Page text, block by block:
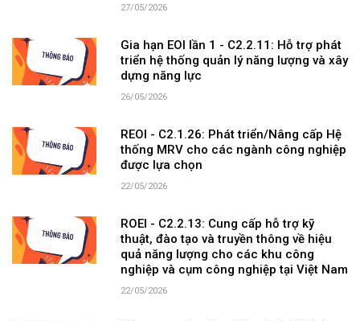
27/05/2026
Gia hạn EOI lần 1 - C2.2.11: Hỗ trợ phát
triển hệ thống quản lý năng lượng và xây
dựng năng lực
26/05/2026
REOI - C2.1.26: Phát triển/Nâng cấp Hệ
thống MRV cho các ngành công nghiệp
được lựa chọn
22/05/2026
ROEI - C2.2.13: Cung cấp hỗ trợ kỹ
thuật, đào tạo và truyền thông về hiệu
quả năng lượng cho các khu công
nghiệp và cụm công nghiệp tại Việt Nam
22/05/2026